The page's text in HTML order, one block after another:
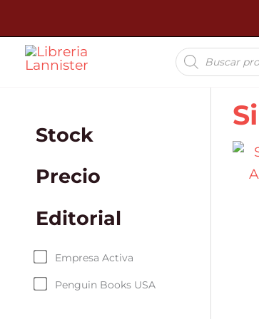
al
contenido
Búsqueda
de
productos
Stock
Precio
Editorial
Empresa Activa
Penguin Books USA